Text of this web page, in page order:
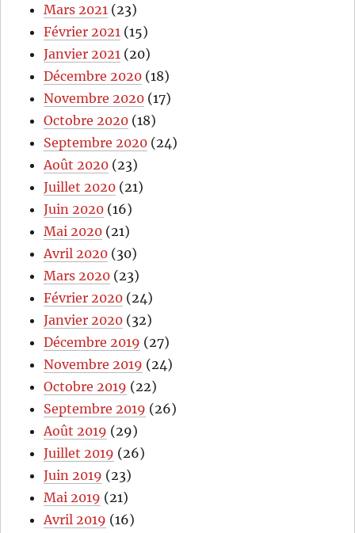
Mars 2021 (23)
Février 2021 (15)
Janvier 2021 (20)
Décembre 2020 (18)
Novembre 2020 (17)
Octobre 2020 (18)
Septembre 2020 (24)
Août 2020 (23)
Juillet 2020 (21)
Juin 2020 (16)
Mai 2020 (21)
Avril 2020 (30)
Mars 2020 (23)
Février 2020 (24)
Janvier 2020 (32)
Décembre 2019 (27)
Novembre 2019 (24)
Octobre 2019 (22)
Septembre 2019 (26)
Août 2019 (29)
Juillet 2019 (26)
Juin 2019 (23)
Mai 2019 (21)
Avril 2019 (16)